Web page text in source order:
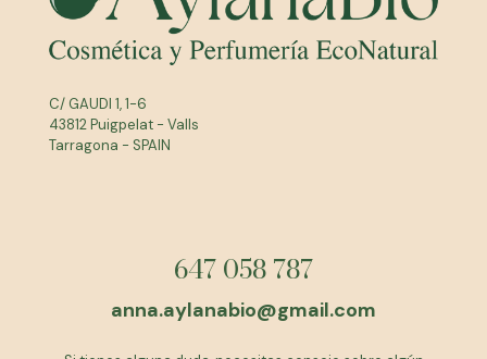
C/ GAUDI 1, 1-6
43812 Puigpelat - Valls
Tarragona - SPAIN
647 058 787
anna.aylanabio@gmail.com